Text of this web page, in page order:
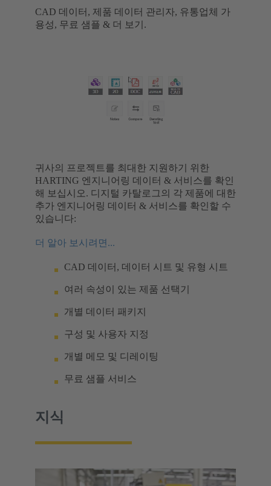
CAD 데이터, 제품 데이터 관리자, 유통업체 가
용성, 무료 샘플 & 더 보기.
귀사의 프로젝트를 최대한 지원하기 위한
HARTING 엔지니어링 데이터 & 서비스를 확인
해 보십시오. 디지털 카탈로그의 각 제품에 대한
추가 엔지니어링 데이터 & 서비스를 확인할 수
있습니다:
더 알아 보시려면...
CAD 데이터, 데이터 시트 및 유형 시트
여러 속성이 있는 제품 선택기
개별 데이터 패키지
구성 및 사용자 지정
개별 메모 및 디레이팅
무료 샘플 서비스
지식